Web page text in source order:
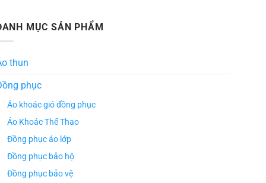
MỤC SẢN PHẨM
thun
phục
Áo khoác gió đồng phục
Áo Khoác Thể Thao
Đồng phục áo lớp
Đồng phục bảo hộ
Đồng phục bảo vệ